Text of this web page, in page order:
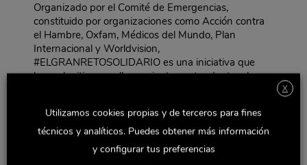
Organizado por el Comité de Emergencias,
constituido por organizaciones como Acción contra
el Hambre, Oxfam, Médicos del Mundo, Plan
Internacional y Worldvision,
#ELGRANRETOSOLIDARIO es una iniciativa que
busca legitimar un llamamiento contundente a la
Dicho movimiento se orquestará en RRSS Y medios
de comunicación a través de la emisión en
streaming deuna gala digital en el que se
X
Utilizamos cookies propias y de terceros para fines
técnicos y analíticos. Puedes obtener más información
y configurar tus preferencias